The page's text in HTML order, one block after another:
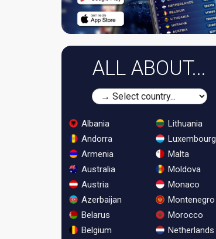
ALL ABOUT...
Albania
Andorra
Armenia
Australia
Austria
Azerbaijan
Belarus
Belgium
Lithuania
Luxembourg
Malta
Moldova
Monaco
Montenegro
Morocco
Netherlands